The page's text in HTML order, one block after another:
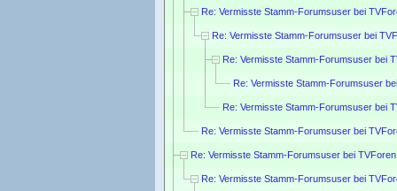
Re: Vermisste Stamm-Forumsuser bei
Re: Vermisste Stamm-Forumsuser bei
Re: Vermisste Stamm-Forumsuser bei
Re: Vermisste Stamm-Forumsuser
Re: Vermisste Stamm-Forumsuser bei
Re: Vermisste Stamm-Forumsuser bei
Re: Vermisste Stamm-Forumsuser bei
Re: Vermisste Stamm-Forumsuser bei